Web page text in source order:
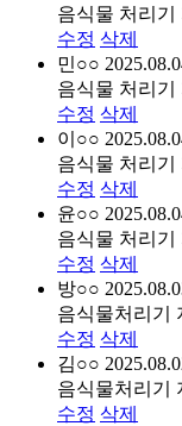
음식물 처리
수정 삭제
민○○
음식물 처리기
수정 삭제
이○○
음식물 처리
수정 삭제
윤○○
음식물 처리
수정 삭제
방○○
음식물처리기
수정 삭제
김○○
음식물처리기
수정 삭제